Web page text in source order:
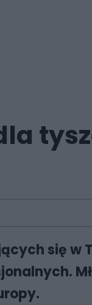
się w